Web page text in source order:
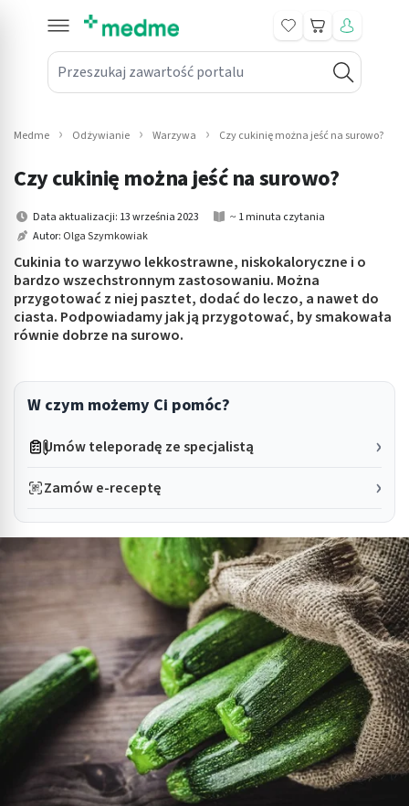
Przeszukaj zawartość portalu
Koszyk
submenu: Leki na receptę
submenu: Kosmetyki
submenu: Higiena
submenu: Sprzęt medyczny
submenu: Wellness
Medme Odżywianie Warzywa Czy cukinię można jeść na surowo?
Czy cukinię można jeść na surowo?
Data aktualizacji: 13 września 2023
~ 1 minuta czytania
Autor: Olga Szymkowiak
Cukinia to warzywo lekkostrawne, niskokaloryczne i o
bardzo wszechstronnym zastosowaniu. Można
przygotować z niej pasztet, dodać do leczo, a nawet do
ciasta. Podpowiadamy jak ją przygotować, by smakowała
równie dobrze na surowo.
W czym możemy Ci pomóc?
Umów teleporadę ze specjalistą
Zamów e-receptę